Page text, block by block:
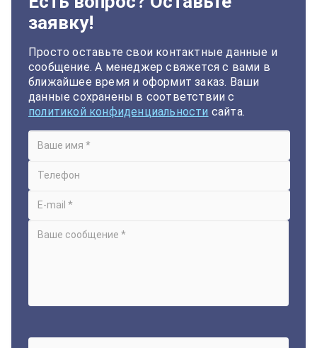
заявку!
Просто оставьте свои контактные данные и
сообщение. А менеджер свяжется с вами в
ближайшее время и оформит заказ. Ваши
данные сохранены в соответствии с
политикой конфиденциальности сайта.